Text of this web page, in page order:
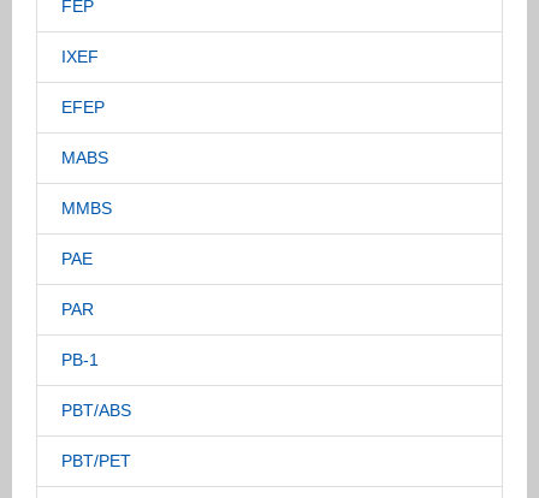
FEP
IXEF
EFEP
MABS
MMBS
PAE
PAR
PB-1
PBT/ABS
PBT/PET